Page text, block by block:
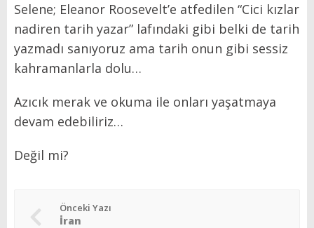
Selene; Eleanor Roosevelt’e atfedilen “Cici kızlar
nadiren tarih yazar” lafındaki gibi belki de tarih
yazmadı sanıyoruz ama tarih onun gibi sessiz
kahramanlarla dolu…
Azıcık merak ve okuma ile onları yaşatmaya
devam edebiliriz…
Değil mi?
Önceki Yazı
İran